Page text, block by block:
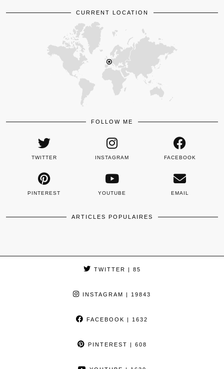
CURRENT LOCATION
FOLLOW ME
TWITTER INSTAGRAM FACEBOOK
PINTEREST YOUTUBE EMAIL
ARTICLES POPULAIRES
TWITTER | 85
INSTAGRAM | 19843
FACEBOOK | 1632
PINTEREST | 608